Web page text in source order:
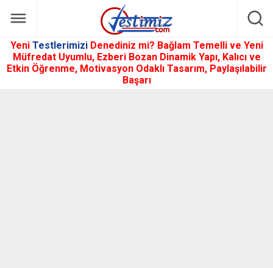
Yeni Testlerimizi Denediniz mi? Bağlam Temelli ve Yeni
Müfredat Uyumlu, Ezberi Bozan Dinamik Yapı, Kalıcı ve
Etkin Öğrenme, Motivasyon Odaklı Tasarım, Paylaşılabilir
Başarı